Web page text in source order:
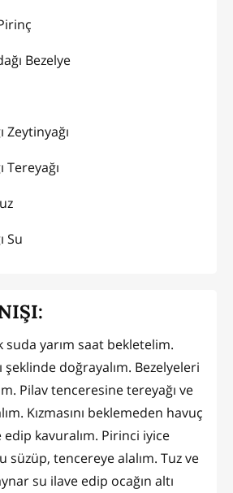
Bezelye
Zeytinyağı
Tereyağı
Su
suda yarım saat bekletelim.
şeklinde doğrayalım. Bezelyeleri
Pilav tenceresine tereyağı ve
Kızmasını beklemeden havuç
edip kavuralım. Pirinci iyice
süzüp, tencereye alalım. Tuz ve
su ilave edip ocağın altı